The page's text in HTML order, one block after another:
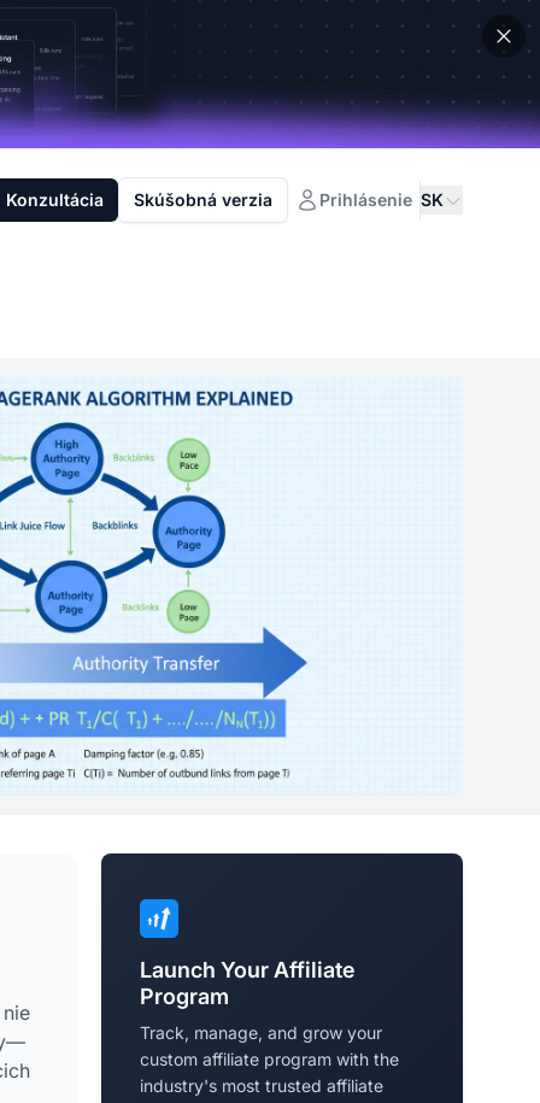
Konzultácia Skúšobná verzia Prihlásenie SK
Launch Your Affiliate
Program
Track, manage, and grow your
custom affiliate program with the
industry's most trusted affiliate